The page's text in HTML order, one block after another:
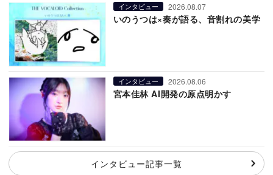
インタビュー 2026.08.07
いのうつは×奏が語る、音割れの美学
インタビュー 2026.08.06
宮本佳林 AI開発の原点明かす
インタビュー記事一覧